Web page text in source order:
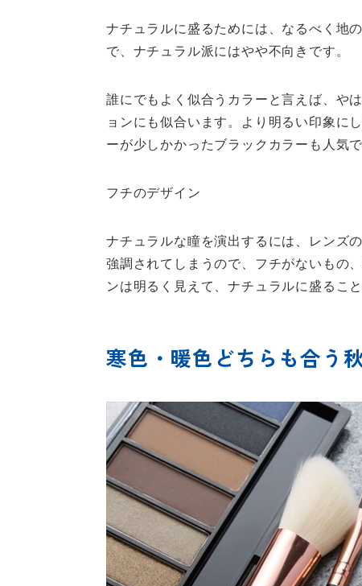
ナチュラルに盛るためには、なるべく地
で、ナチュラル派にはやや不向きです。
誰にでもよく似合うカラーと言えば、や
ョンにも似合います。より明るい印象に
ーが少しかかったブラックカラーも人気で
フチのデザイン
ナチュラルな瞳を演出するには、レンズ
強調されてしまうので、フチがないもの
ンは明るく見えて、ナチュラルに盛るこ
寒色・暖色どちらも合う